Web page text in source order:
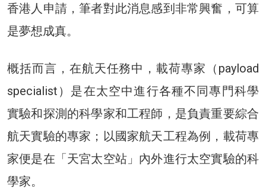
香港人申請，筆者對此消息感到非常興奮，可算
是夢想成真。
概括而言，在航天任務中，載荷專家（payload
specialist）是在太空中進行各種不同專門科學
實驗和探測的科學家和工程師，是負責重要綜合
航天實驗的專家；以國家航天工程為例，載荷專
家便是在「天宮太空站」內外進行太空實驗的科
學家。